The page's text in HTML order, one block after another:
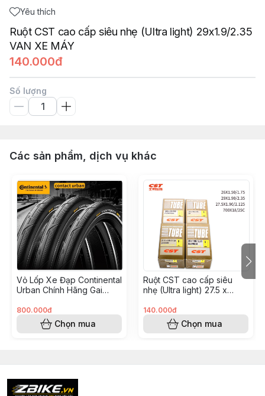
Yêu thích
Ruột CST cao cấp siêu nhẹ (Ultra light) 29x1.9/2.35
VAN XE MÁY
140.000đ
Số lượng
Các sản phẩm, dịch vụ khác
Vỏ Lốp Xe Đạp Continental
Urban Chính Hãng Gai
MTB Touring
800.000đ
Chọn mua
Ruột CST cao cấp siêu
nhẹ (Ultra light) 27.5 x
140.000đ
Chọn mua